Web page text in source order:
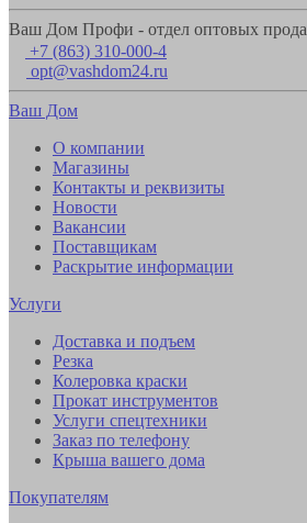
Ваш Дом Профи - отдел оптовых
+7 (863) 310-000-4
opt@vashdom24.ru
Ваш Дом
О компании
Магазины
Контакты и реквизиты
Новости
Вакансии
Поставщикам
Раскрытие информации
Услуги
Доставка и подъем
Резка
Колеровка краски
Прокат инструментов
Услуги спецтехники
Заказ по телефону
Крыша вашего дома
Покупателям